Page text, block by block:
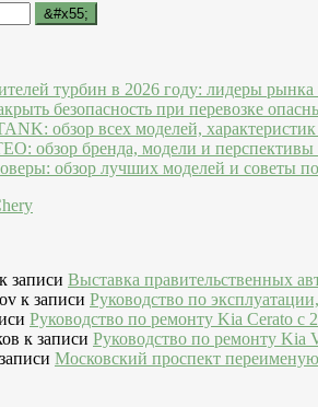
турбин в 2026 году: лидеры рынка
безопасность при перевозке
обзор всех моделей,
обзор бренда, модели и
обзор лучших моделей и советы
к записи Выставка правительственных
к записи Руководство по
Руководство по ремонту Kia Cerato c
к записи Руководство по ремонту Kia
Московский проспект